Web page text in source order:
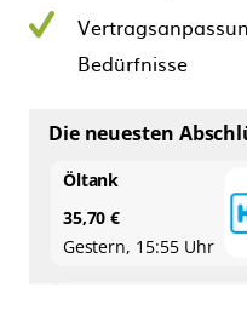
Bedürfnisse